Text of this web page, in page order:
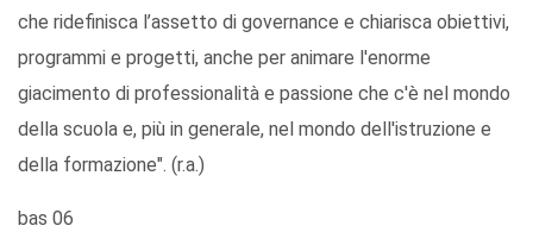
che ridefinisca l’assetto di governance e chiarisca obiettivi,
programmi e progetti, anche per animare l'enorme
giacimento di professionalità e passione che c'è nel mondo
della scuola e, più in generale, nel mondo dell'istruzione e
della formazione". (r.a.)
bas 06